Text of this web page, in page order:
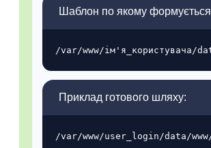
Шаблон по якому
Приклад готового шляху: